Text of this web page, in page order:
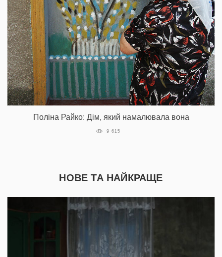
Поліна Райко: Дім, який намалювала вона
9 615
НОВЕ ТА НАЙКРАЩЕ